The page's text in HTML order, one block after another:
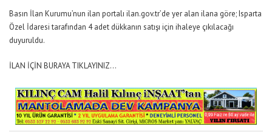
Basın İlan Kurumu’nun ilan portalı ilan.gov.tr’de yer alan ilana göre; Isparta
Özel İdaresi tarafından 4 adet dükkanın satışı için ihaleye çıkılacağı
duyuruldu.
İLAN İÇİN BURAYA TIKLAYINIZ…